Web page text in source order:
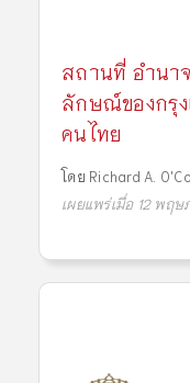
สถานที่ อำนา
ลักษณ์ของกรุ
คนไทย
โดย Richard A.
เผยแพร่เมื่อ 12 พฤ